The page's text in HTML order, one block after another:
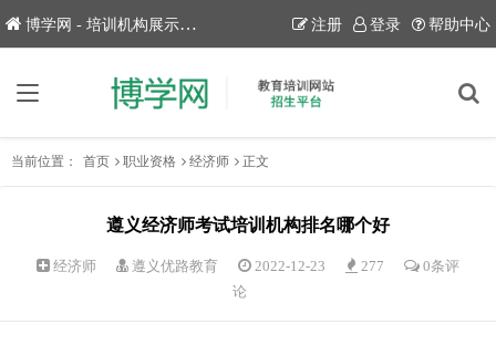
博学网 - 培训机构展示平台！ 注册 登录 帮助中心
当前位置： 首页 职业资格 经济师 正文
遵义经济师考试培训机构排名哪个好
经济师 遵义优路教育 2022-12-23 277
0条评
论